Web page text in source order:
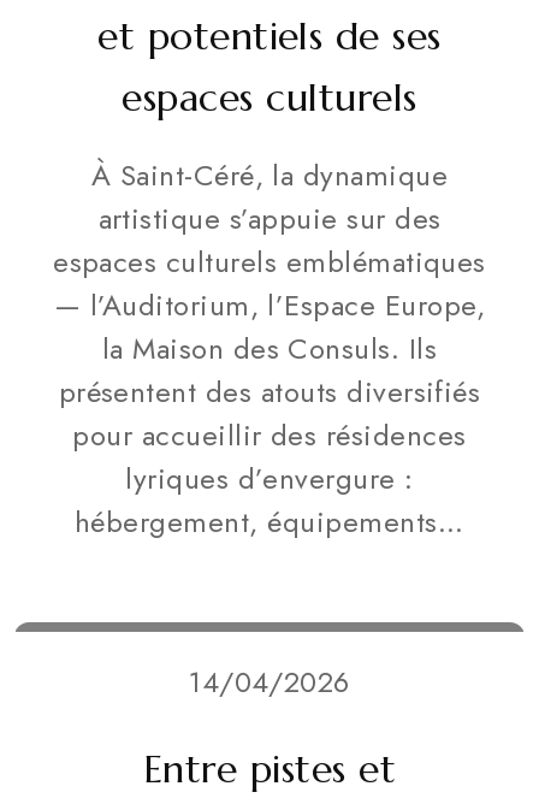
et potentiels de ses
espaces culturels
À Saint-Céré, la dynamique
artistique s’appuie sur des
espaces culturels emblématiques
— l’Auditorium, l’Espace Europe,
la Maison des Consuls. Ils
présentent des atouts diversifiés
pour accueillir des résidences
lyriques d’envergure :
hébergement, équipements...
14/04/2026
Entre pistes et